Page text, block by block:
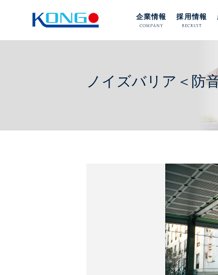
企業情報
COMPANY
採用情報
RECRUIT
ノイズバリア＜防